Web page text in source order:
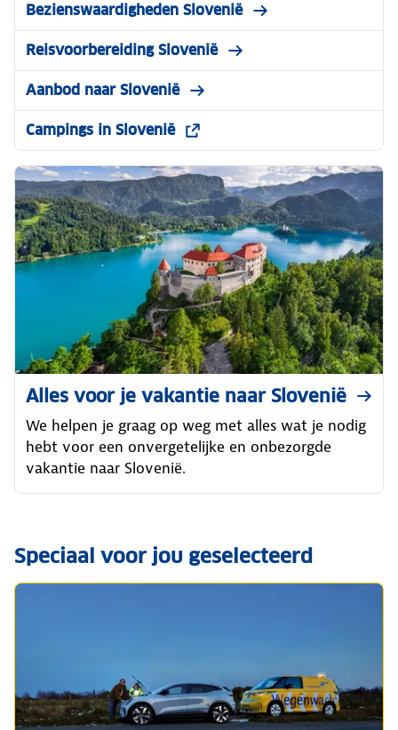
Bezienswaardigheden Slovenië
Reisvoorbereiding Slovenië
Aanbod naar Slovenië
Campings in Slovenië
Alles voor je vakantie naar Slovenië
We helpen je graag op weg met alles wat je nodig
hebt voor een onvergetelijke en onbezorgde
vakantie naar Slovenië.
Speciaal voor jou geselecteerd